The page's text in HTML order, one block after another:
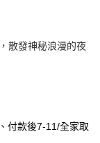
用無須另外申請。
跳轉到大哥付的交易
日，確認付款後即完
頁面所載為準。
期系統評分，恕無
散發神秘浪漫的夜
付款後7-11/全家取